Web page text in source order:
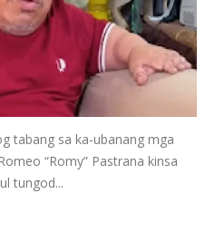
tabang sa ka-ubanang mga
“Romy” Pastrana kinsa
tungod...